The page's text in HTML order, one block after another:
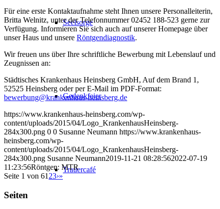
Seelsorge
Gedenkfeier
Trauercafé
Für eine erste Kontaktaufnahme steht Ihnen unsere Personalleiterin,
Britta Welnitz, unter der Telefonnummer 02452 188-523 gerne zur
Verfügung. Informieren Sie sich auch auf unserer Homepage über
unser Haus und unsere Röntgendiagnostik.
Wir freuen uns über Ihre schriftliche Bewerbung mit Lebenslauf und
Zeugnissen an:
Städtisches Krankenhaus Heinsberg GmbH, Auf dem Brand 1,
52525 Heinsberg oder per E-Mail im PDF-Format:
bewerbung@krankenhaus-heinsberg.de
https://www.krankenhaus-heinsberg.com/wp-
content/uploads/2015/04/Logo_KrankenhausHeinsberg-
284x300.png 0 0 Susanne Neumann https://www.krankenhaus-
heinsberg.com/wp-
content/uploads/2015/04/Logo_KrankenhausHeinsberg-
284x300.png Susanne Neumann2019-11-21 08:28:562022-07-19
11:23:56Röntgen: MTR
Seite 1 von 61 23›»
Seiten